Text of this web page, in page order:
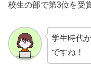
校生の部で第3位を受
学生時代
ですね！